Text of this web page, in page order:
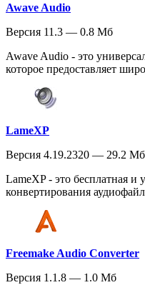
Awave Audio
Версия 11.3 — 0.8 Мб
Awave Audio - это
которое предоставляет
LameXP
Версия 4.19.2320 — 29.2 Мб
LameXP - это бесплатная и
конвертирования
Freemake Audio Converter
Версия 1.1.8 — 1.0 Мб